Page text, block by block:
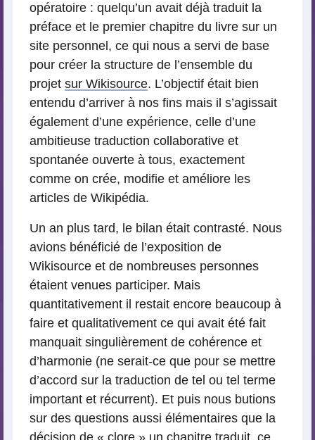
opératoire : quelqu’un avait déjà traduit la
préface et le premier chapitre du livre sur un
site personnel, ce qui nous a servi de base
pour créer la structure de l’ensemble du
projet sur Wikisource. L’objectif était bien
entendu d’arriver à nos fins mais il s’agissait
également d’une expérience, celle d’une
ambitieuse traduction collaborative et
spontanée ouverte à tous, exactement
comme on crée, modifie et améliore les
articles de Wikipédia.
Un an plus tard, le bilan était contrasté. Nous
avions bénéficié de l’exposition de
Wikisource et de nombreuses personnes
étaient venues participer. Mais
quantitativement il restait encore beaucoup à
faire et qualitativement ce qui avait été fait
manquait singulièrement de cohérence et
d’harmonie (ne serait-ce que pour se mettre
d’accord sur la traduction de tel ou tel terme
important et récurrent). Et puis nous butions
sur des questions aussi élémentaires que la